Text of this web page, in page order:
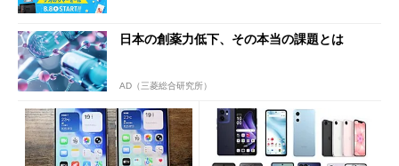
日本の創薬力低下、その本当の課題とは
AD（三菱総合研究所）